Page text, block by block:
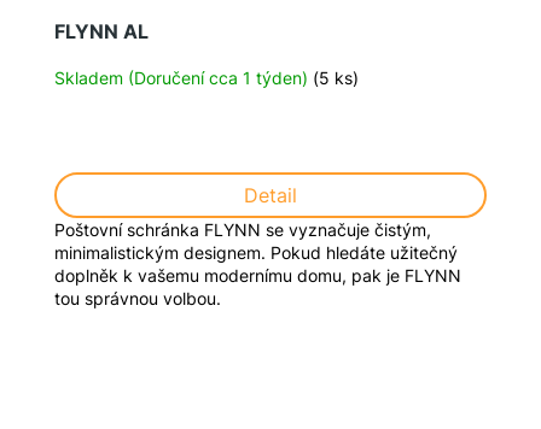
FLYNN AL
Skladem (Doručení cca 1 týden) (5 ks)
Detail
Poštovní schránka FLYNN se vyznačuje čistým,
minimalistickým designem. Pokud hledáte užitečný
doplněk k vašemu modernímu domu, pak je FLYNN
tou správnou volbou.